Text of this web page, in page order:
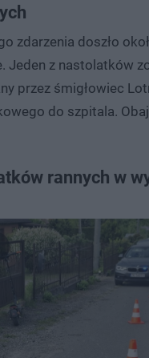
zdarzenia doszło
Jeden z nastolatków
przez śmigłowiec
do szpitala.
rannych w